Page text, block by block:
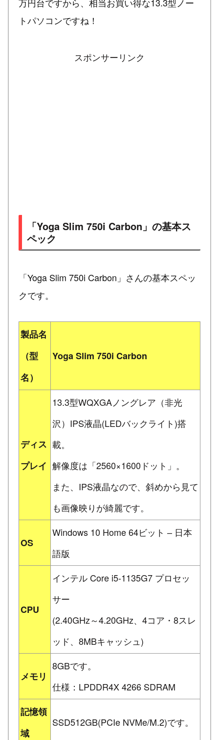
トパソコンですね！
スポンサーリンク
「Yoga Slim 750i Carbon」の基本ス
ペック
「Yoga Slim 750i Carbon」さんの基本スペッ
クです。
製品名
（型
名）
Yoga Slim 750i Carbon
ディス
プレイ
13.3型WQXGAノングレア（非光
沢）IPS液晶(LEDバックライト)搭
載。
解像度は「2560×1600ドット」。
また、IPS液晶なので、斜めから見て
も画像映りが綺麗です。
OS
Windows 10 Home 64ビット – 日本
語版
CPU
インテル Core i5-1135G7 プロセッ
サー
(2.40GHz～4.20GHz、4コア・8スレ
ッド、8MBキャッシュ)
メモリ
8GBです。
仕様：LPDDR4X 4266 SDRAM
記憶領
域
SSD512GB(PCIe NVMe/M.2)です。